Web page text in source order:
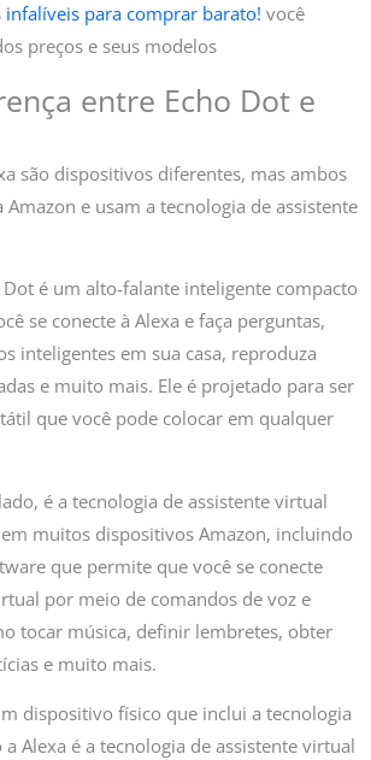
infalíveis para comprar barato! você
preços e seus modelos
entre Echo Dot e
são dispositivos diferentes, mas ambos
Amazon e usam a tecnologia de assistente
Dot é um alto-falante inteligente compacto
se conecte à Alexa e faça perguntas,
inteligentes em sua casa, reproduza
e muito mais. Ele é projetado para ser
que você pode colocar em qualquer
é a tecnologia de assistente virtual
muitos dispositivos Amazon, incluindo
que permite que você se conecte
por meio de comandos de voz e
tocar música, definir lembretes, obter
e muito mais.
dispositivo físico que inclui a tecnologia
Alexa é a tecnologia de assistente virtual